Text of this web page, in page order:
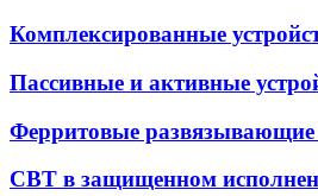
Комплексированные
Пассивные и активные
Ферритовые
СВТ в защищенном